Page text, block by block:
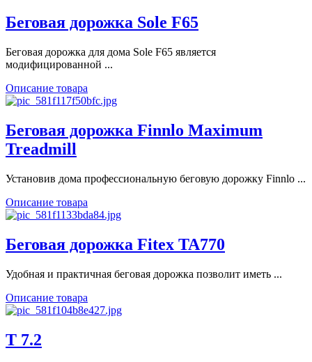
Беговая дорожка Sole F65
Беговая дорожка для дома Sole F65 является
модифицированной ...
Описание товара
Беговая дорожка Finnlo Maximum
Treadmill
Установив дома профессиональную беговую дорожку Finnlo ...
Описание товара
Беговая дорожка Fitex TA770
Удобная и практичная беговая дорожка позволит иметь ...
Описание товара
Т 7.2